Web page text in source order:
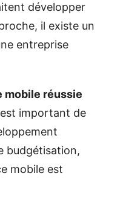
développer
il existe un
entreprise
mobile réussie
est important de
budgétisation,
mobile est